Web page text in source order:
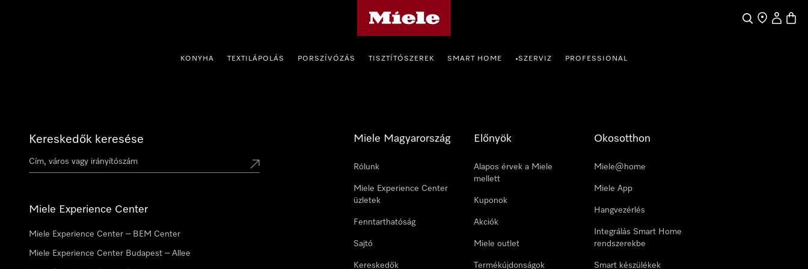
KeresesÜzletkereső
Saját profil
KONYHA TEXTILÁPOLÁS PORSZÍVÓZÁS TISZTÍTÓSZEREK SMART HOME •SZERVIZ PROFESSIONAL
Kereskedők keresése
Miele Experience Center
Miele Experience Center – BEM Center
Miele Experience Center Budapest – Allee
Miele Magyarország
Rólunk
Miele Experience Center
üzletek
Fenntarthatóság
Sajtó
Kereskedők
Előnyök
Alapos érvek a Miele
mellett
Kuponok
Akciók
Miele outlet
Termékújdonságok
Okosotthon
Miele@home
Miele App
Hangvezérlés
Integrálás Smart Home
rendszerekbe
Smart készülékek